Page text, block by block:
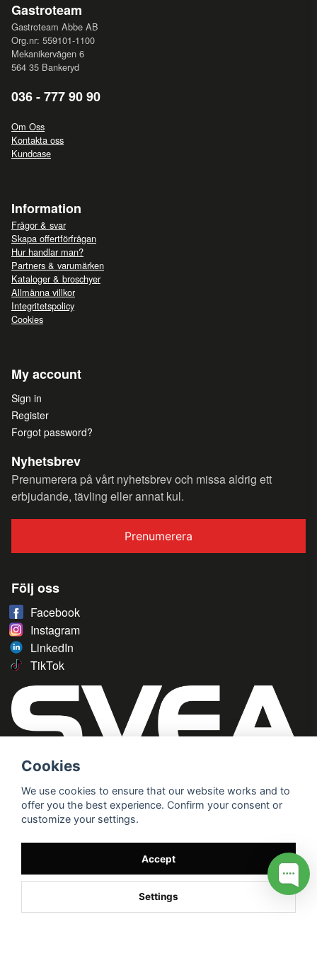
Gastroteam
Gastroteam Abbe AB
Org.nr: 559101-1100
Mekanikervägen 6
564 35 Bankeryd
036 - 777 90 90
Om Oss
Kontakta oss
Kundcase
Information
Frågor & svar
Skapa offertförfrågan
Hur handlar man?
Partners & varumärken
Kataloger & broschyer
Allmänna villkor
Integritetspolicy
Cookies
My account
Sign in
Register
Forgot password?
Nyhetsbrev
Prenumerera på vårt nyhetsbrev och missa aldrig ett
erbjudande, tävling eller annat kul.
Prenumerera
Följ oss
Facebook
Instagram
LinkedIn
TikTok
Cookies
We use cookies to ensure that our website works and to
offer you the best experience. Confirm your consent or
customize your settings.
Accept
Settings